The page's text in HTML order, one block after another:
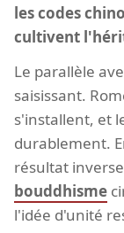
les codes
cultivent
Le parallèle
saisissant.
s'installent, et
durablement.
résultat
bouddhisme
l'idée d'unité